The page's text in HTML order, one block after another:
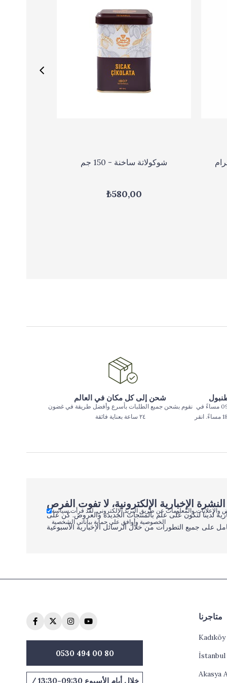
شوكولاتة ساخنة - 150 جم
₺580,00
شحن إلى كل مكان في العالم
نقوم بشحن جميع الطلبات بأسرع وأفضل طريقة في غضون
٢٤ ساعة بعناية فائقة
يتم تسليم الطلبات المقدمة حتى الساعة 09:00 مساءً في
بعض المناطق في اسطنبول حتى الساعة 18:00 مساءً. انقر
لدينا لتكون على علم بالمنتجات الجديدة والعروض. كن على
على جميع التطورات من خلال الرسائل الإخبارية الأسبوعية
والمعلومات عن طريق البريد الإلكتروني. لقد قرأت سياسة
الخصوصية وأوافق على حماية بياناتي الشخصية
0530 494 00 80
خلال أيام الأسبوع 09:30-13:30 /
متاجرنا
Kadıköy
Akasya